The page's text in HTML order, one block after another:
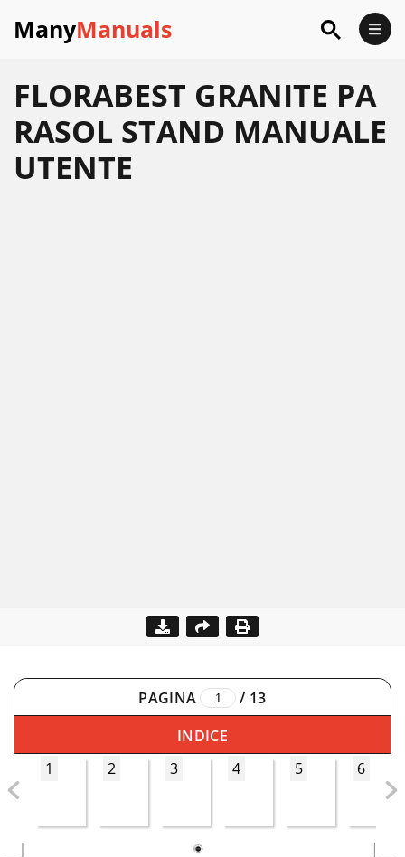
ManyManuals
FLORABEST GRANITE PA
RASOL STAND MANUALE
UTENTE
PAGINA / 13
INDICE
1
2 3 4 5 6